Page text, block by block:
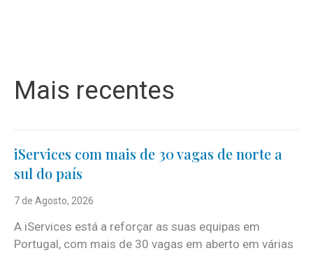
Mais recentes
iServices com mais de 30 vagas de norte a
sul do país
7 de Agosto, 2026
A iServices está a reforçar as suas equipas em
Portugal, com mais de 30 vagas em aberto em várias